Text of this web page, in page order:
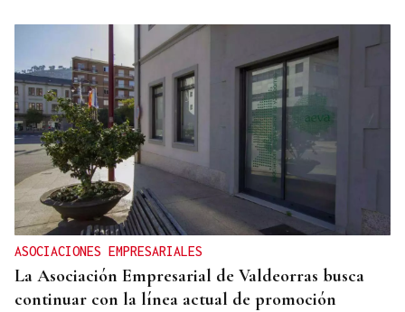
ASOCIACIONES EMPRESARIALES
La Asociación Empresarial de Valdeorras busca
continuar con la línea actual de promoción